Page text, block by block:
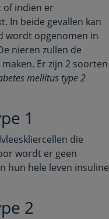
of indien er
In beide gevallen kan
wordt opgenomen in
nieren zullen de
Er zijn 2 soorten
mellitus type 2
1
die
wordt er geen
hun hele leven insuline
2